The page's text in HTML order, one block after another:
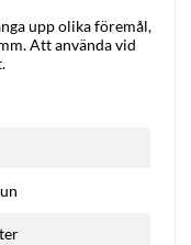
upp olika föremål,
Att använda vid